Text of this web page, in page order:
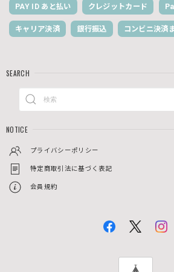
PAY ID あと払い クレジットカード
キャリア決済 銀行振込 コンビニ決済
SEARCH
NOTICE
プライバシーポリシー
特定商取引法に基づく表記
会員規約